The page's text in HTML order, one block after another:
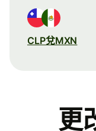
CLP兌MXN
更